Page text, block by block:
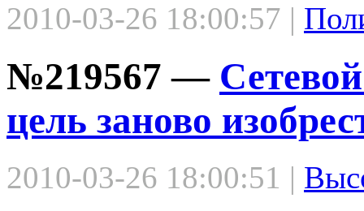
2010-03-26 18:00:57 |
№219567 —
цель заново
2010-03-26 18:00:51 |